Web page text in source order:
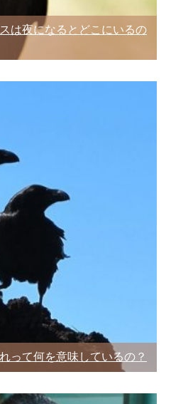
は夜になるとどこにいるの
って何を意味しているの？